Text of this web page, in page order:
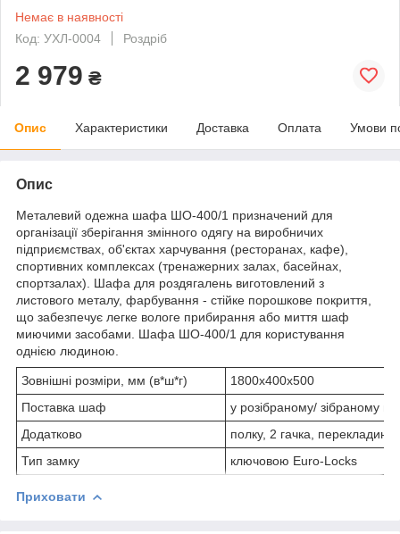
Немає в наявності
Код: УХЛ-0004
Роздріб
2 979 ₴
Опис Характеристики Доставка Оплата Умови
Опис
Металевий одежна шафа ШО-400/1 призначений для
організації зберігання змінного одягу на виробничих
підприємствах, об'єктах харчування (ресторанах, кафе),
спортивних комплексах (тренажерних залах, басейнах,
спортзалах). Шафа для роздягалень виготовлений з
листового металу, фарбування - стійке порошкове покриття,
що забезпечує легке вологе прибирання або миття шаф
миючими засобами. Шафа ШО-400/1 для користування
однією людиною.
Зовнішні розміри, мм (в*ш*г)
1800х400х500
Поставка шаф
у розібраному/ зібраному
Додатково
полку, 2 гачка, перекладина
Тип замку
ключовою Euro-Locks
Приховати